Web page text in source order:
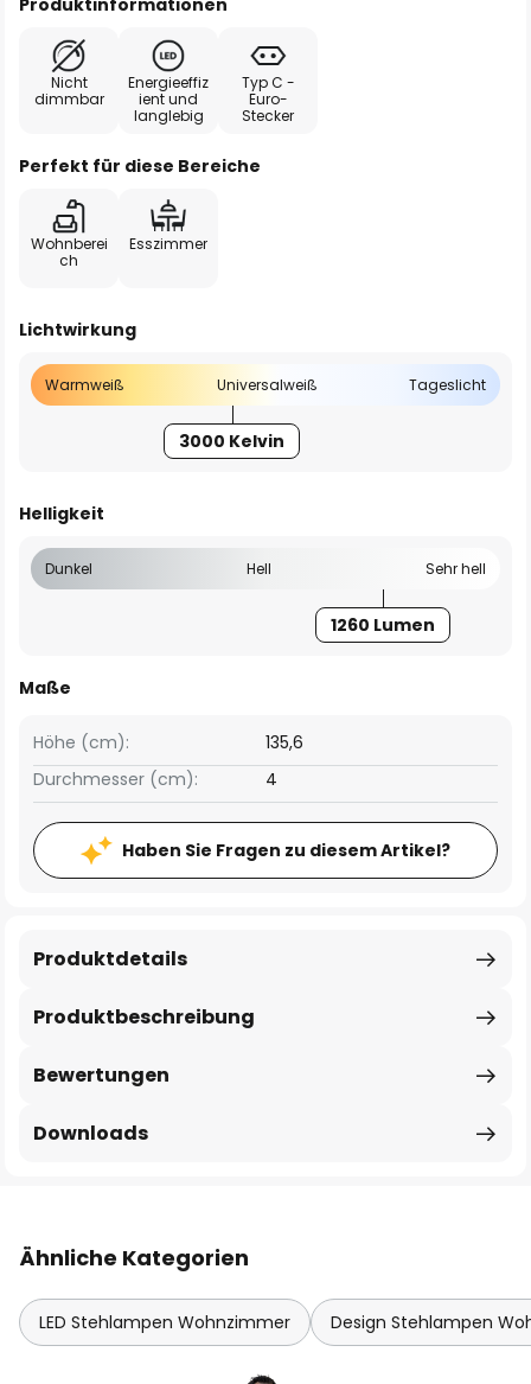
Produktinformationen
Nicht
dimmbar
Energieeffiz
ient und
langlebig
Typ C -
Euro-
Stecker
Perfekt für diese Bereiche
Wohnberei
ch
Esszimmer
Lichtwirkung
Warmweiß Universalweiß Tageslicht
3000 Kelvin
Helligkeit
Dunkel Hell Sehr hell
1260 Lumen
Maße
Höhe (cm):
135,6
Durchmesser (cm):
4
Haben Sie Fragen zu diesem Artikel?
Produktbeschreibung
Produktdetails
Bewertungen
Downloads
Ähnliche Kategorien
LED Stehlampen Wohnzimmer Design Stehlampen